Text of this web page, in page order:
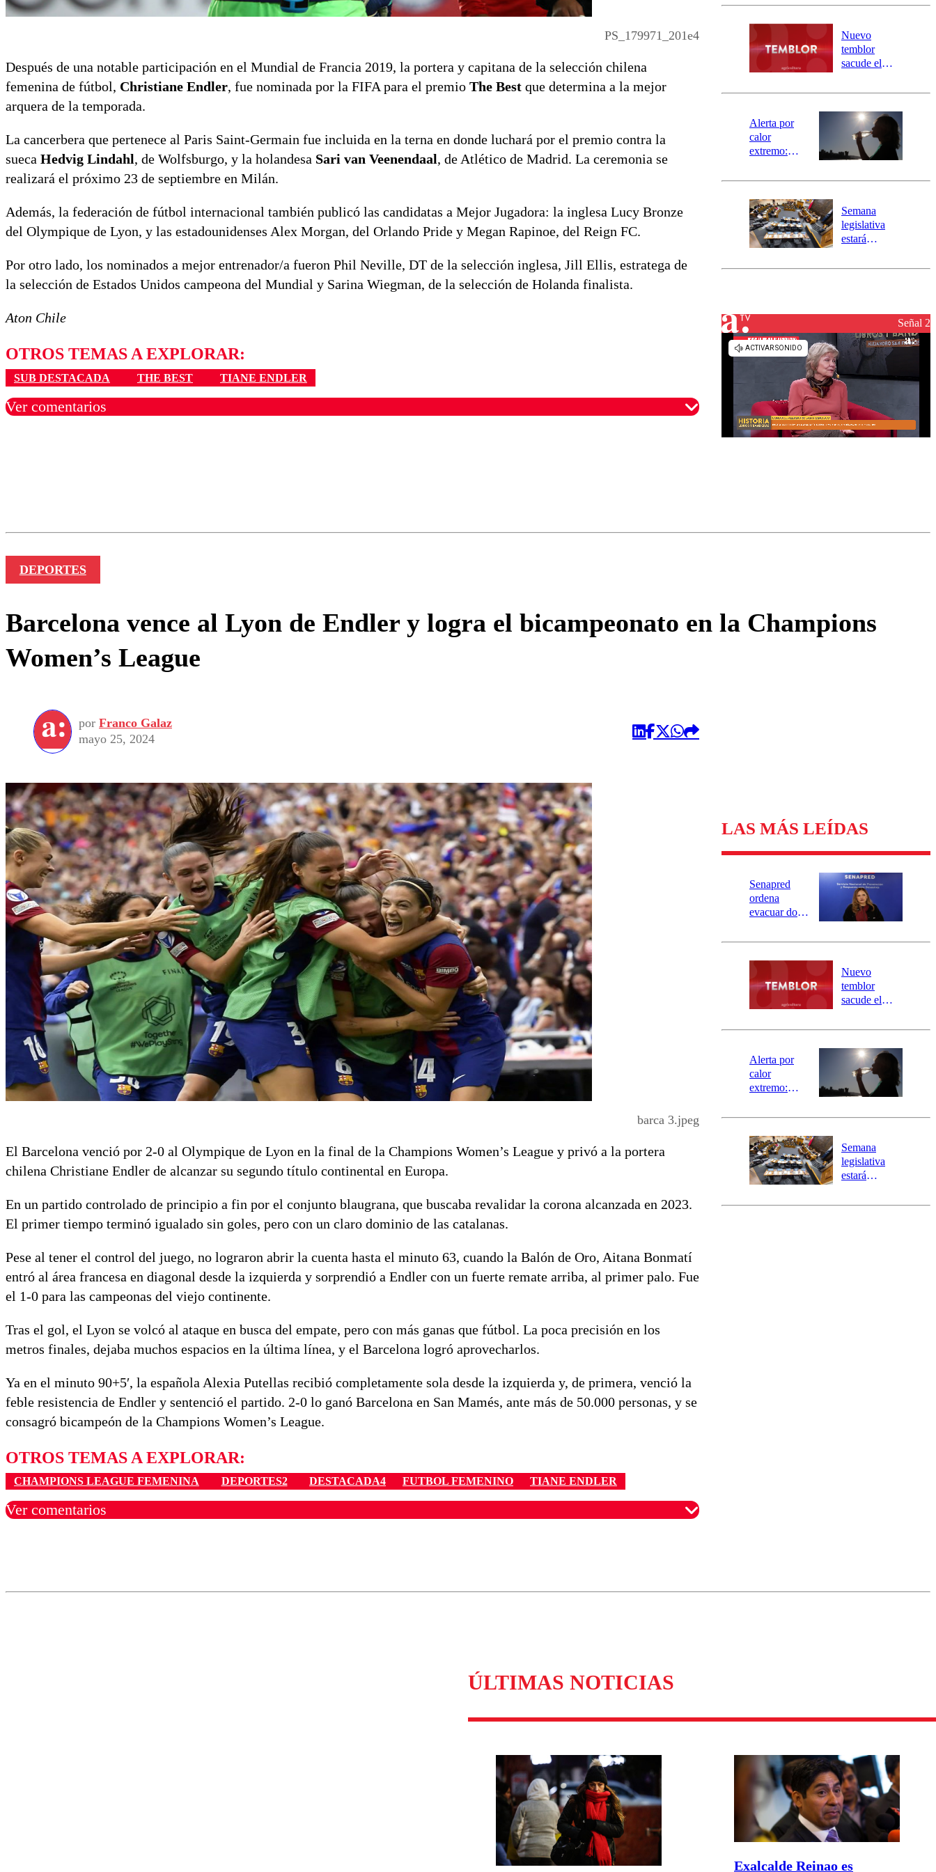
PS_179971_201e4
Después de una notable participación en el Mundial de Francia 2019, la portera y capitana de la selección chilena
femenina de fútbol, Christiane Endler, fue nominada por la FIFA para el premio The Best que determina a la mejor
arquera de la temporada.
La cancerbera que pertenece al Paris Saint-Germain fue incluida en la terna en donde luchará por el premio contra la
sueca Hedvig Lindahl, de Wolfsburgo, y la holandesa Sari van Veenendaal, de Atlético de Madrid. La ceremonia se
realizará el próximo 23 de septiembre en Milán.
Además, la federación de fútbol internacional también publicó las candidatas a Mejor Jugadora: la inglesa Lucy Bronze
del Olympique de Lyon, y las estadounidenses Alex Morgan, del Orlando Pride y Megan Rapinoe, del Reign FC.
Por otro lado, los nominados a mejor entrenador/a fueron Phil Neville, DT de la selección inglesa, Jill Ellis, estratega de
la selección de Estados Unidos campeona del Mundial y Sarina Wiegman, de la selección de Holanda finalista.
Aton Chile
OTROS TEMAS A EXPLORAR:
SUB DESTACADA THE BEST TIANE ENDLER
Ver comentarios
Carahue por
río Damas:
activa
mensajería
SAE
Nuevo
temblor
sacude el
revisa la
epicentro
Alerta por
calor
extremo:
activa Alerta
Preventiva en
tres comunas
Semana
legislativa
estará
el fin de la
reconstrucciónSeñal 2
DEPORTES
Barcelona vence al Lyon de Endler y logra el bicampeonato en la Champions
Women’s League
por Franco Galaz
mayo 25, 2024
barca 3.jpeg
El Barcelona venció por 2-0 al Olympique de Lyon en la final de la Champions Women’s League y privó a la portera
chilena Christiane Endler de alcanzar su segundo título continental en Europa.
En un partido controlado de principio a fin por el conjunto blaugrana, que buscaba revalidar la corona alcanzada en 2023.
El primer tiempo terminó igualado sin goles, pero con un claro dominio de las catalanas.
Pese al tener el control del juego, no lograron abrir la cuenta hasta el minuto 63, cuando la Balón de Oro, Aitana Bonmatí
entró al área francesa en diagonal desde la izquierda y sorprendió a Endler con un fuerte remate arriba, al primer palo. Fue
el 1-0 para las campeonas del viejo continente.
Tras el gol, el Lyon se volcó al ataque en busca del empate, pero con más ganas que fútbol. La poca precisión en los
metros finales, dejaba muchos espacios en la última línea, y el Barcelona logró aprovecharlos.
Ya en el minuto 90+5′, la española Alexia Putellas recibió completamente sola desde la izquierda y, de primera, venció la
feble resistencia de Endler y sentenció el partido. 2-0 lo ganó Barcelona en San Mamés, ante más de 50.000 personas, y se
consagró bicampeón de la Champions Women’s League.
OTROS TEMAS A EXPLORAR:
CHAMPIONS LEAGUE FEMENINA DEPORTES2 DESTACADA4 FUTBOL FEMENINO TIANE ENDLER
Ver comentarios
LAS MÁS LEÍDAS
Senapred
ordena
evacuar dos
Carahue por
río Damas:
activa
mensajería
SAE
Nuevo
temblor
sacude el
revisa la
epicentro
Alerta por
calor
extremo:
activa Alerta
Preventiva en
tres comunas
Semana
legislativa
estará
el fin de la
ÚLTIMAS NOTICIAS
Exalcalde Reinao es